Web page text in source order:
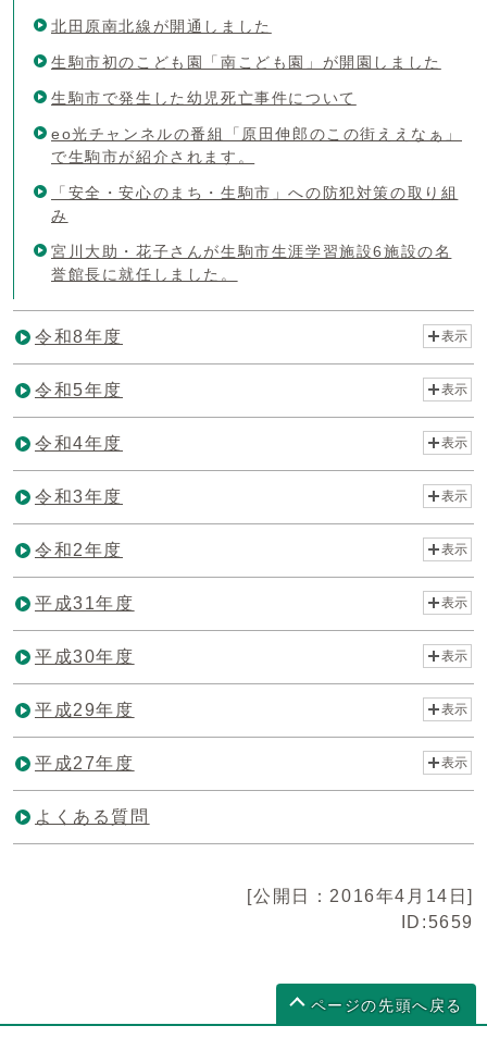
北田原南北線が開通しました
生駒市初のこども園「南こども園」が開園しました
生駒市で発生した幼児死亡事件について
eo光チャンネルの番組「原田伸郎のこの街ええなぁ」
で生駒市が紹介されます。
「安全・安心のまち・生駒市」への防犯対策の取り組
み
宮川大助・花子さんが生駒市生涯学習施設6施設の名
誉館長に就任しました。
令和8年度 表示
令和5年度 表示
令和4年度 表示
令和3年度 表示
令和2年度 表示
平成31年度 表示
平成30年度 表示
平成29年度 表示
平成27年度 表示
よくある質問
[公開日：2016年4月14日]
ID:5659
ページの先頭へ戻る